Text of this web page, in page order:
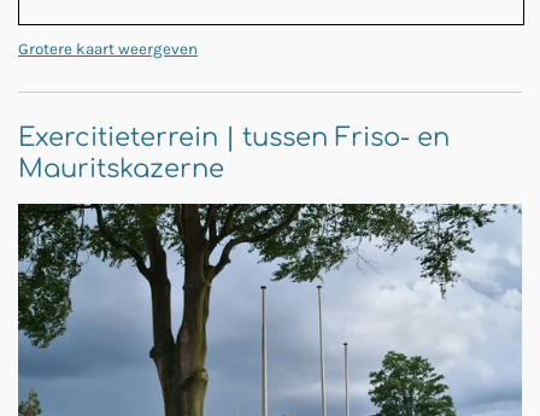
Grotere kaart weergeven
Exercitieterrein | tussen Friso- en
Mauritskazerne